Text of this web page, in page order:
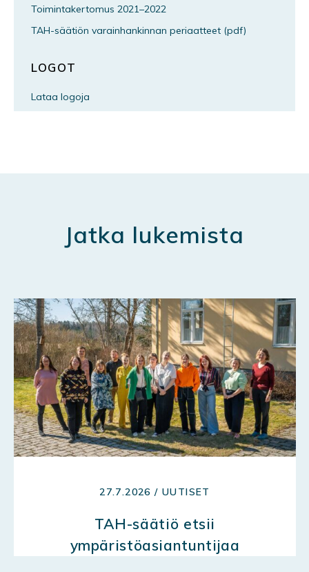
Toimintakertomus 2021–2022
TAH-säätiön varainhankinnan periaatteet (pdf)
LOGOT
Lataa logoja
Jatka lukemista
27.7.2026 / UUTISET
TAH-säätiö etsii
ympäristöasiantuntijaa